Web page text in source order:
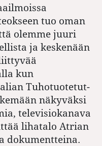
tuo oman
olemme juuri
ja keskenään
kun
Tuhotuotetut-
näkyväksi
televisiokanava
lihatalo Atrian
dokumentteina.